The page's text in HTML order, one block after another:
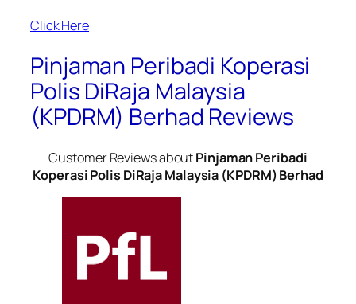
Click Here
Pinjaman Peribadi Koperasi
Polis DiRaja Malaysia
(KPDRM) Berhad Reviews
Customer Reviews aboutPinjaman Peribadi
Koperasi Polis DiRaja Malaysia (KPDRM) Berhad